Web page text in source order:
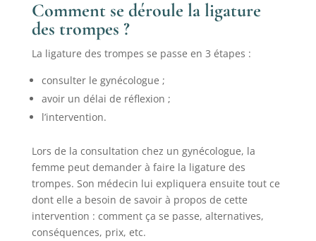
Comment se déroule la ligature
des trompes ?
La ligature des trompes se passe en 3 étapes :
consulter le gynécologue ;
avoir un délai de réflexion ;
l’intervention.
Lors de la consultation chez un gynécologue, la
femme peut demander à faire la ligature des
trompes. Son médecin lui expliquera ensuite tout ce
dont elle a besoin de savoir à propos de cette
intervention : comment ça se passe, alternatives,
conséquences, prix, etc.